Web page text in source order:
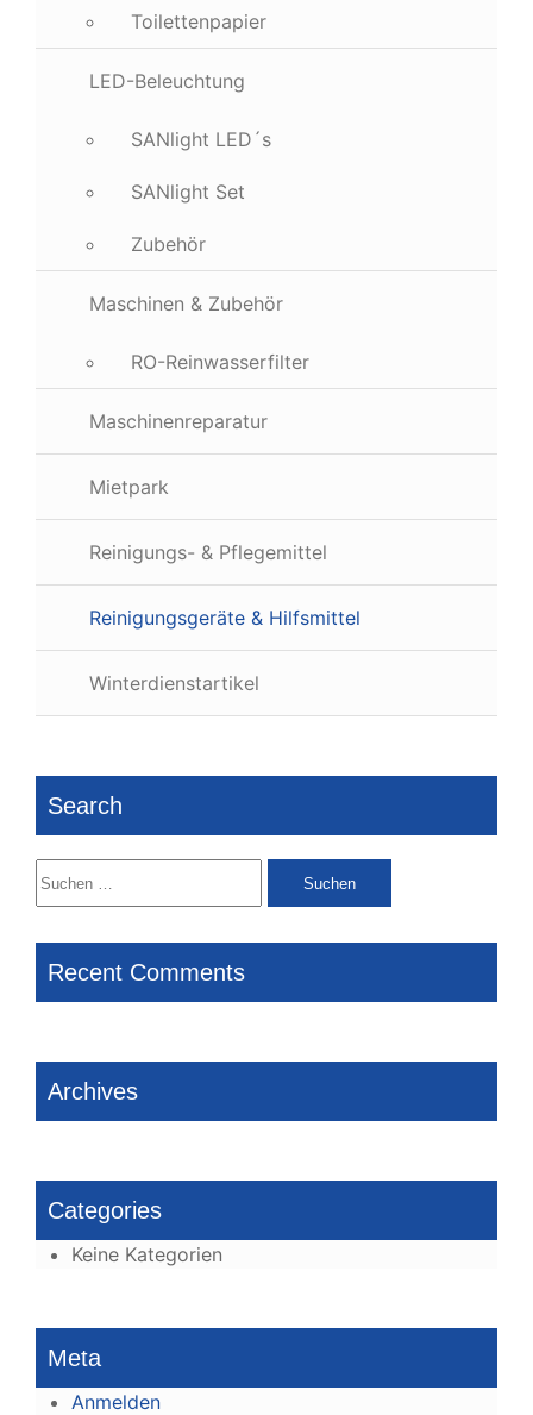
Toilettenpapier
LED-Beleuchtung
SANlight LED´s
SANlight Set
Zubehör
Maschinen & Zubehör
RO-Reinwasserfilter
Maschinenreparatur
Mietpark
Reinigungs- & Pflegemittel
Reinigungsgeräte & Hilfsmittel
Winterdienstartikel
Search
Suchen
nach:
Recent Comments
Archives
Categories
Keine Kategorien
Meta
Anmelden